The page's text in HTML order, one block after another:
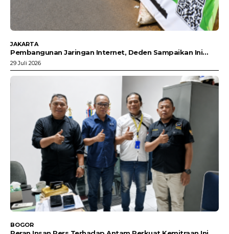
JAKARTA
Pembangunan Jaringan Internet, Deden Sampaikan Ini…
29 Juli 2026
BOGOR